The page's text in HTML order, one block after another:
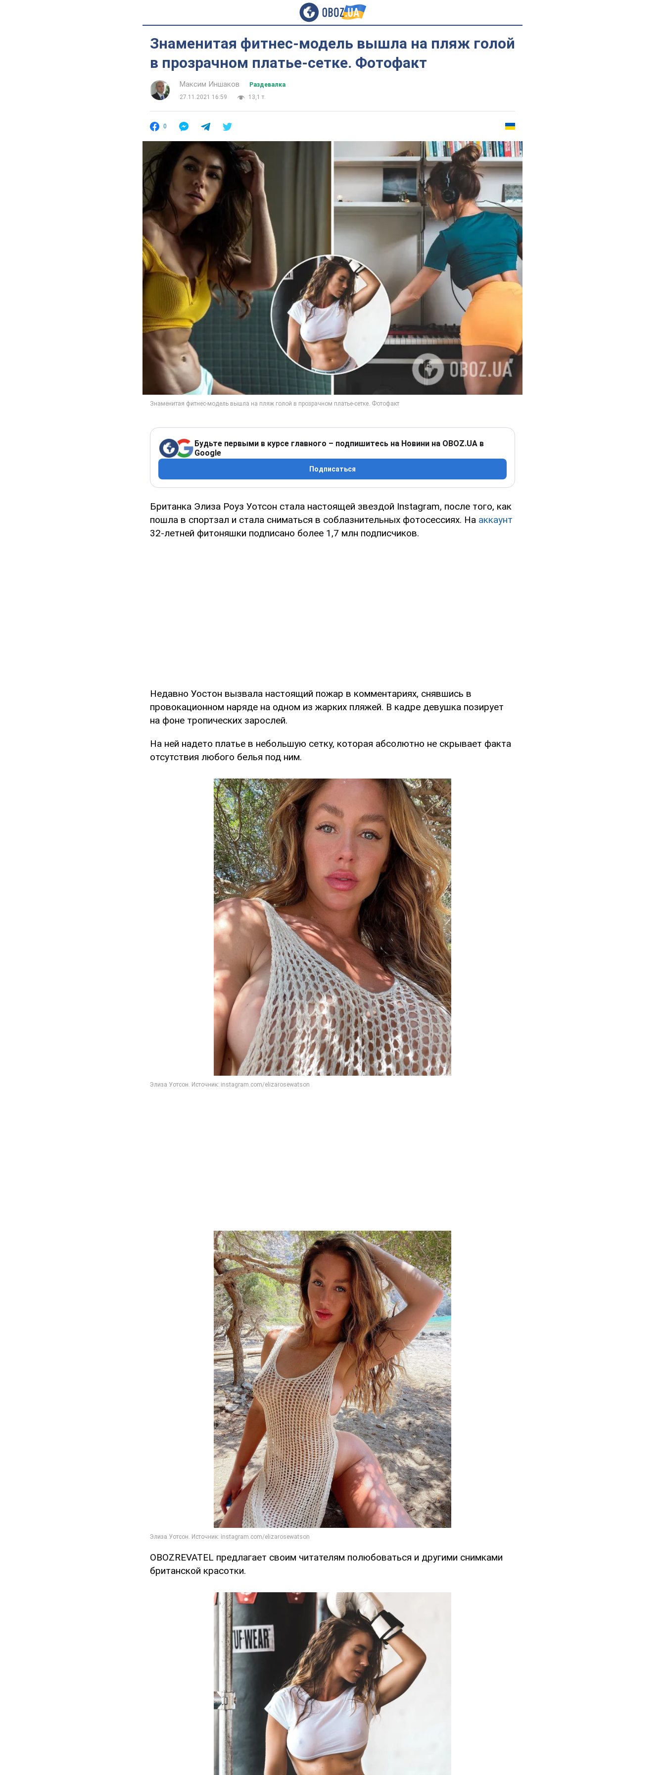
Знаменитая фитнес-модель вышла на пляж голой
в прозрачном платье-сетке. Фотофакт
Максим Иншаков
Раздевалка
27.11.2021 16:59
13,1 т.
0
Будьте первыми в курсе главного – подпишитесь на Новини на OBOZ.UA в
Google
Подписаться
Британка Элиза Роуз Уотсон стала настоящей звездой Instagram, после того, как
пошла в спортзал и стала сниматься в соблазнительных фотосессиях. На аккаунт
32-летней фитоняшки подписано более 1,7 млн подписчиков.
Недавно Уостон вызвала настоящий пожар в комментариях, снявшись в
провокационном наряде на одном из жарких пляжей. В кадре девушка позирует
на фоне тропических зарослей.
На ней надето платье в небольшую сетку, которая абсолютно не скрывает факта
отсутствия любого белья под ним.
OBOZREVATEL предлагает своим читателям полюбоваться и другими снимками
британской красотки.